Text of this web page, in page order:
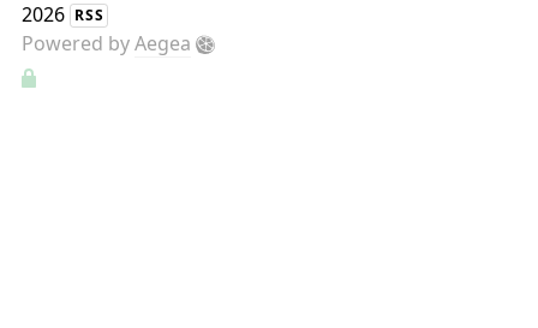
2026 RSS
Powered byAegea